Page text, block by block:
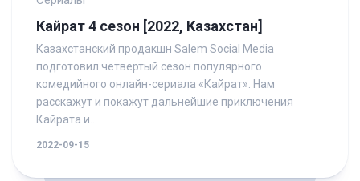
Кайрат 4 сезон [2022, Казахстан]
Казахстанский продакшн Salem Social Media
подготовил четвертый сезон популярного
комедийного онлайн-сериала «Кайрат». Нам
расскажут и покажут дальнейшие приключения
Кайрата и...
2022-09-15